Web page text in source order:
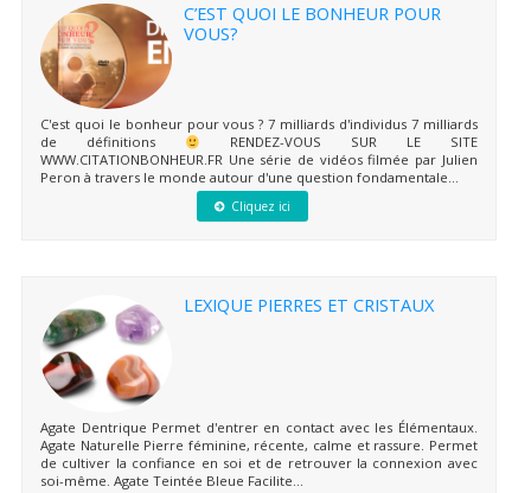
C’EST QUOI LE BONHEUR POUR
VOUS?
C'est quoi le bonheur pour vous ? 7 milliards d'individus 7 milliards
de définitions
RENDEZ-VOUS SUR LE SITE
WWW.CITATIONBONHEUR.FR Une série de vidéos filmée par Julien
Peron à travers le monde autour d'une question fondamentale...
Cliquez ici
LEXIQUE PIERRES ET CRISTAUX
Agate Dentrique Permet d'entrer en contact avec les Élémentaux.
Agate Naturelle Pierre féminine, récente, calme et rassure. Permet
de cultiver la confiance en soi et de retrouver la connexion avec
soi-même. Agate Teintée Bleue Facilite...